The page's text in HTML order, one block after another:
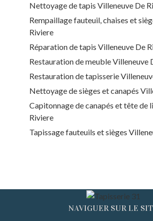
Nettoyage de tapis Villeneuve De
Rempaillage fauteuil, chaises et
Riviere
Réparation de tapis Villeneuve De
Restauration de meuble Villeneuve
Restauration de tapisserie
Nettoyage de sièges et canapés
Capitonnage de canapés et tête de
Riviere
Tapissage fauteuils et sièges
NAVIGUER SUR LE